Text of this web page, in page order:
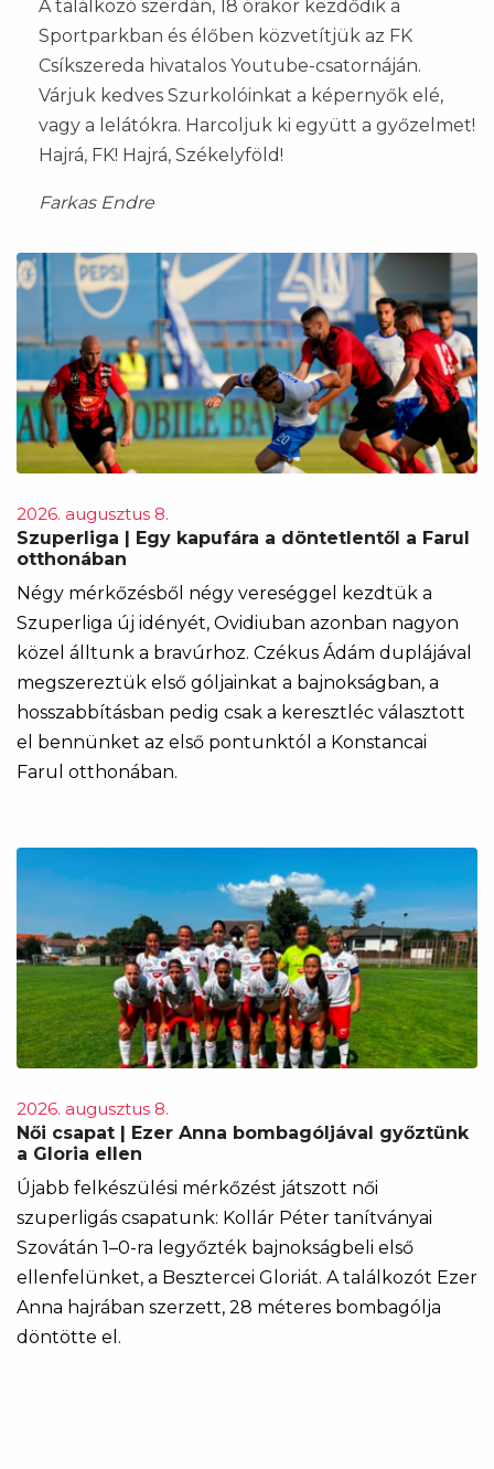
A találkozó szerdán, 18 órakor kezdődik a
Sportparkban és élőben közvetítjük az FK
Csíkszereda hivatalos Youtube-csatornáján.
Várjuk kedves Szurkolóinkat a képernyők elé,
vagy a lelátókra. Harcoljuk ki együtt a győzelmet!
Hajrá, FK! Hajrá, Székelyföld!
Farkas Endre
2026. augusztus 8.
Szuperliga | Egy kapufára a döntetlentől a Farul
otthonában
Négy mérkőzésből négy vereséggel kezdtük a
Szuperliga új idényét, Ovidiuban azonban nagyon
közel álltunk a bravúrhoz. Czékus Ádám duplájával
megszereztük első góljainkat a bajnokságban, a
hosszabbításban pedig csak a keresztléc választott
el bennünket az első pontunktól a Konstancai
Farul otthonában.
2026. augusztus 8.
Női csapat | Ezer Anna bombagóljával győztünk
a Gloria ellen
Újabb felkészülési mérkőzést játszott női
szuperligás csapatunk: Kollár Péter tanítványai
Szovátán 1–0-ra legyőzték bajnokságbeli első
ellenfelünket, a Besztercei Gloriát. A találkozót Ezer
Anna hajrában szerzett, 28 méteres bombagólja
döntötte el.